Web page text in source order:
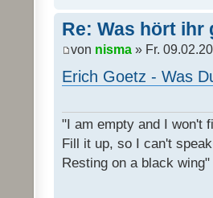
Re: Was hört ihr
von nisma » Fr.
Erich Goetz - Was
"I am empty and I won't
Fill it up, so I can't
Resting on a black wing"